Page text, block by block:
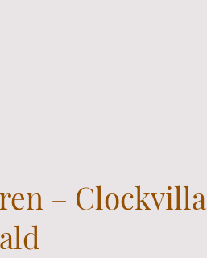
– Clockvilla